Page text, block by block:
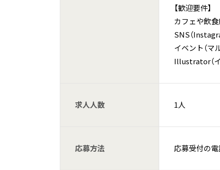
【歓迎要件】
カフェや飲
SNS（
イベント（マ
Illustrator（
求人人数 1人
応募方法 応募受付の